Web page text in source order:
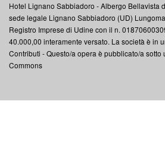
Hotel Lignano Sabbiadoro -Albergo Bellavista
sede legale Lignano Sabbiadoro (UD)
Registro Imprese di Udine con il n.
40.000,00 interamente versato. La società è in
Contributi - Questo/a opera è pubblicato/a sotto
Commons